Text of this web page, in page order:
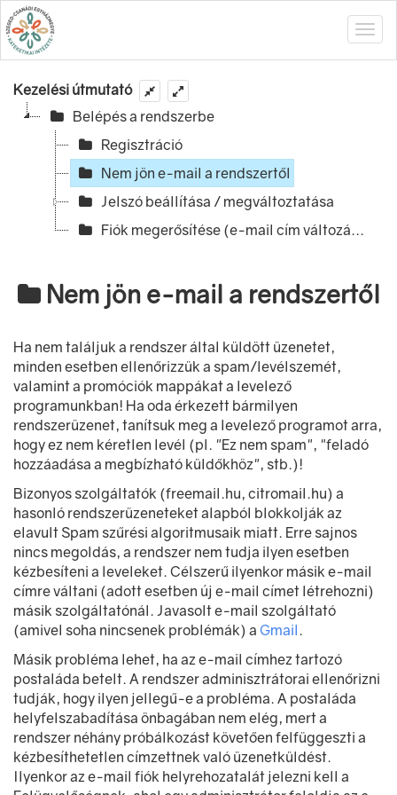
Kezelési útmutató
Belépés a rendszerbe
Regisztráció
Nem jön e-mail a rendszertől
Jelszó beállítása / megváltoztatása
Fiók megerősítése (e-mail cím változá...
Nem jön e-mail a rendszertől
Ha nem találjuk a rendszer által küldött üzenetet,
minden esetben ellenőrizzük a spam/levélszemét,
valamint a promóciók mappákat a levelező
programunkban! Ha oda érkezett bármilyen
rendszerüzenet, tanítsuk meg a levelező programot arra,
hogy ez nem kéretlen levél (pl. "Ez nem spam", "feladó
hozzáadása a megbízható küldőkhöz", stb.)!
Bizonyos szolgáltatók (freemail.hu, citromail.hu) a
hasonló rendszerüzeneteket alapból blokkolják az
elavult Spam szűrési algoritmusaik miatt. Erre sajnos
nincs megoldás, a rendszer nem tudja ilyen esetben
kézbesíteni a leveleket. Célszerű ilyenkor másik e-mail
címre váltani (adott esetben új e-mail címet létrehozni)
másik szolgáltatónál. Javasolt e-mail szolgáltató
(amivel soha nincsenek problémák) a Gmail.
Másik probléma lehet, ha az e-mail címhez tartozó
postaláda betelt. A rendszer adminisztrátorai ellenőrizni
tudják, hogy ilyen jellegű-e a probléma. A postaláda
helyfelszabadítása önbagában nem elég, mert a
rendszer néhány próbálkozást követően felfüggeszti a
kézbesíthetetlen címzettnek való üzenetküldést.
Ilyenkor az e-mail fiók helyrehozatalát jelezni kell a